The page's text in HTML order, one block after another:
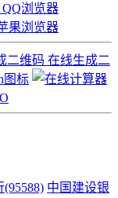
QQ浏览器
果浏览器
在线生成二
图标
中国建设银